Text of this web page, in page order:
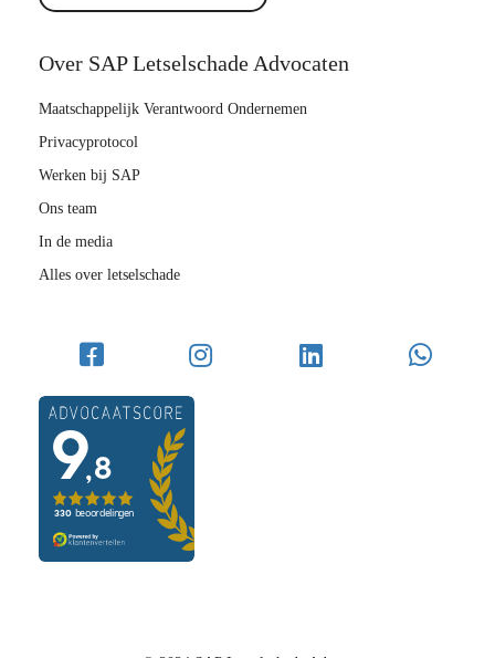
Over SAP Letselschade Advocaten
Maatschappelijk Verantwoord Ondernemen
Privacyprotocol
Werken bij SAP
Ons team
In de media
Alles over letselschade